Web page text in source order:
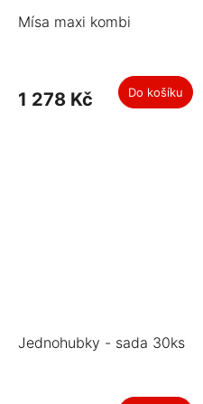
Mísa maxi kombi
1 278 Kč Do košíku
Jednohubky - sada 30ks